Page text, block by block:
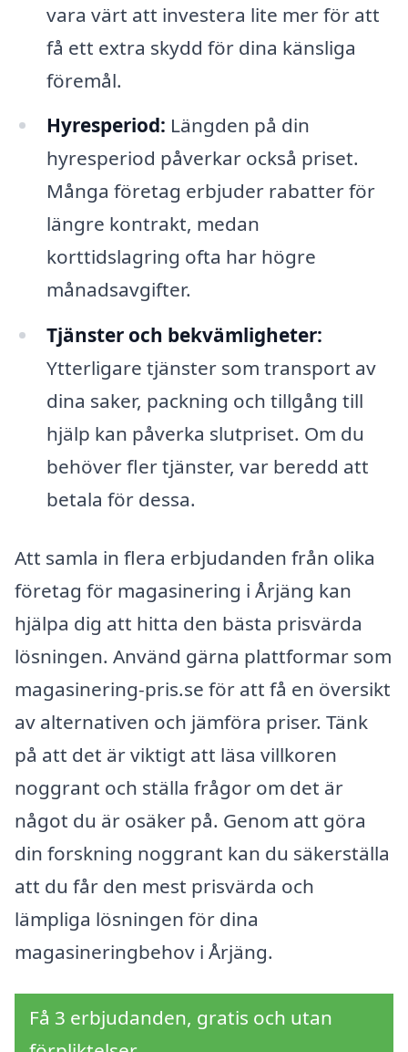
vara värt att investera lite mer för att
få ett extra skydd för dina känsliga
föremål.
Hyresperiod: Längden på din
hyresperiod påverkar också priset.
Många företag erbjuder rabatter för
längre kontrakt, medan
korttidslagring ofta har högre
månadsavgifter.
Tjänster och bekvämligheter:
Ytterligare tjänster som transport av
dina saker, packning och tillgång till
hjälp kan påverka slutpriset. Om du
behöver fler tjänster, var beredd att
betala för dessa.
Att samla in flera erbjudanden från olika
företag för magasinering i Årjäng kan
hjälpa dig att hitta den bästa prisvärda
lösningen. Använd gärna plattformar som
magasinering-pris.se för att få en översikt
av alternativen och jämföra priser. Tänk
på att det är viktigt att läsa villkoren
noggrant och ställa frågor om det är
något du är osäker på. Genom att göra
din forskning noggrant kan du säkerställa
att du får den mest prisvärda och
lämpliga lösningen för dina
magasineringbehov i Årjäng.
Få 3 erbjudanden, gratis och utan